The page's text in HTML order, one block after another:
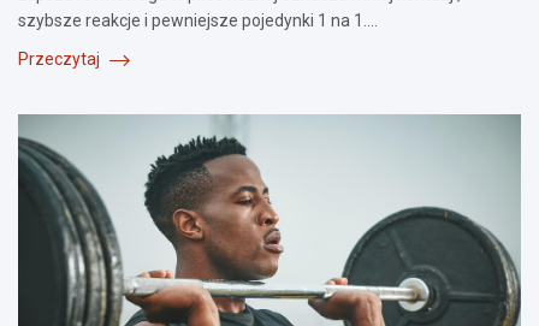
szybsze reakcje i pewniejsze pojedynki 1 na 1.…
Przeczytaj